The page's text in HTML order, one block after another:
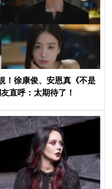
！徐康俊、安恩真《不是
直呼：太期待了！